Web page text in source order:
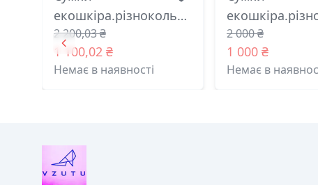
екошкіра.різнокольорова
9689 алекс китай
2 200,03 ₴
1 100,02 ₴
Немає в наявності
5906-75 лоран
2 000 ₴
1 000 ₴
Немає в